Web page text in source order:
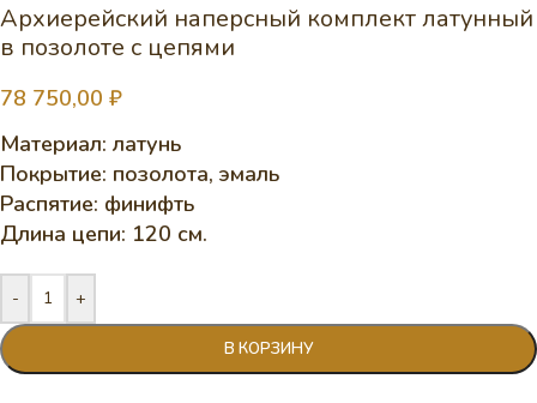
Архиерейский наперсный комплект латунный
в позолоте с цепями
78 750,00 ₽
Материал: латунь
Покрытие: позолота, эмаль
Распятие: финифть
Длина цепи: 120 см.
- +
В КОРЗИНУ